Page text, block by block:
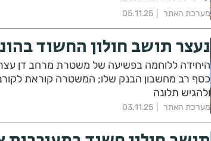
מערכת האתר 05.11.25
נעצר תושב חולון החשוד
היחידה ללוחמה בפשיעה של משטרת מרחב דן
כסף רב מחשבון הבנק שלו; המשטרה קוראת
ולהגיש תלונה
מערכת האתר 03.11.25